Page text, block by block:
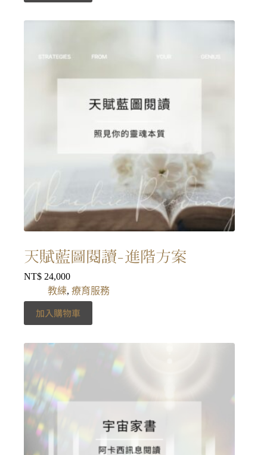
天賦藍圖閱讀-進階方案
NT$ 24,000
教練, 療育服務
加入購物車